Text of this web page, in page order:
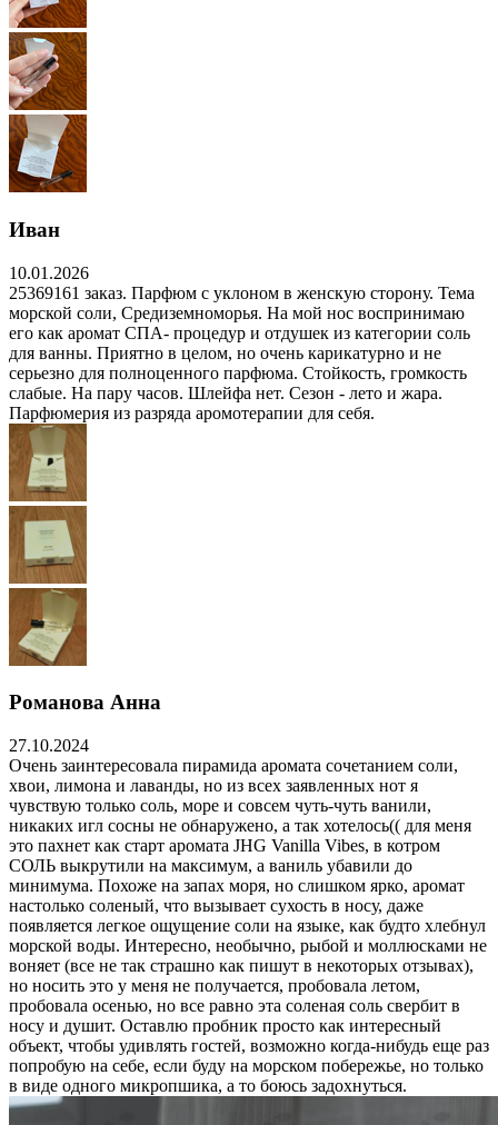
Иван
10.01.2026
25369161 заказ. Парфюм с уклоном в женскую сторону. Тема
морской соли, Средиземноморья. На мой нос воспринимаю
его как аромат СПА- процедур и отдушек из категории соль
для ванны. Приятно в целом, но очень карикатурно и не
серьезно для полноценного парфюма. Стойкость, громкость
слабые. На пару часов. Шлейфа нет. Сезон - лето и жара.
Парфюмерия из разряда аромотерапии для себя.
Романова Анна
27.10.2024
Очень заинтересовала пирамида аромата сочетанием соли,
хвои, лимона и лаванды, но из всех заявленных нот я
чувствую только соль, море и совсем чуть-чуть ванили,
никаких игл сосны не обнаружено, а так хотелось(( для меня
это пахнет как старт аромата JHG Vanilla Vibes, в котром
СОЛЬ выкрутили на максимум, а ваниль убавили до
минимума. Похоже на запах моря, но слишком ярко, аромат
настолько соленый, что вызывает сухость в носу, даже
появляется легкое ощущение соли на языке, как будто хлебнул
морской воды. Интересно, необычно, рыбой и моллюсками не
воняет (все не так страшно как пишут в некоторых отзывах),
но носить это у меня не получается, пробовала летом,
пробовала осенью, но все равно эта соленая соль свербит в
носу и душит. Оставлю пробник просто как интересный
объект, чтобы удивлять гостей, возможно когда-нибудь еще раз
попробую на себе, если буду на морском побережье, но только
в виде одного микропшика, а то боюсь задохнуться.